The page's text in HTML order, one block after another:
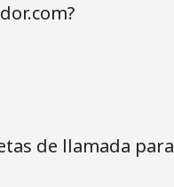
de llamada para